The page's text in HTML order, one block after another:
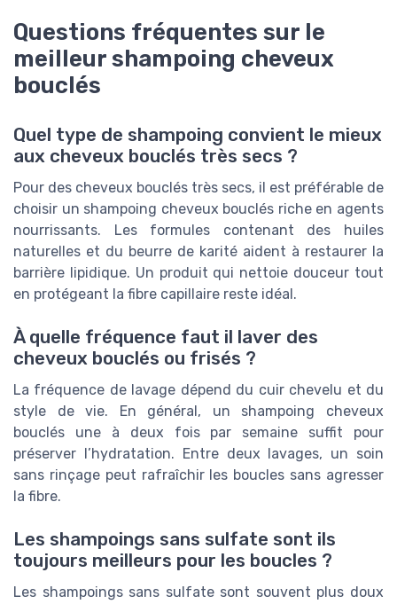
Questions fréquentes sur le
meilleur shampoing cheveux
bouclés
Quel type de shampoing convient le mieux
aux cheveux bouclés très secs ?
Pour des cheveux bouclés très secs, il est préférable de
choisir un shampoing cheveux bouclés riche en agents
nourrissants. Les formules contenant des huiles
naturelles et du beurre de karité aident à restaurer la
barrière lipidique. Un produit qui nettoie douceur tout
en protégeant la fibre capillaire reste idéal.
À quelle fréquence faut il laver des
cheveux bouclés ou frisés ?
La fréquence de lavage dépend du cuir chevelu et du
style de vie. En général, un shampoing cheveux
bouclés une à deux fois par semaine suffit pour
préserver l’hydratation. Entre deux lavages, un soin
sans rinçage peut rafraîchir les boucles sans agresser
la fibre.
Les shampoings sans sulfate sont ils
toujours meilleurs pour les boucles ?
Les shampoings sans sulfate sont souvent plus doux